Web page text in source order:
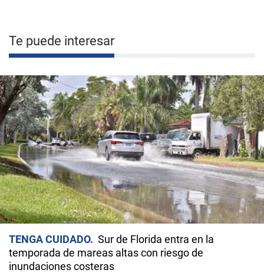
Te puede interesar
TENGA CUIDADO
Sur de Florida entra en la
temporada de mareas altas con riesgo de
inundaciones costeras